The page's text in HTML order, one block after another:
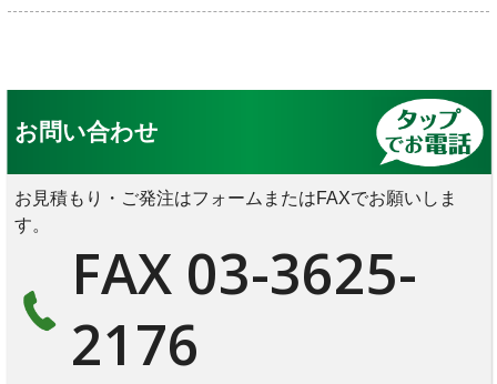
お問い合わせ
お見積もり・ご発注はフォームまたはFAXでお願いしま
す。
FAX 03-3625-
2176